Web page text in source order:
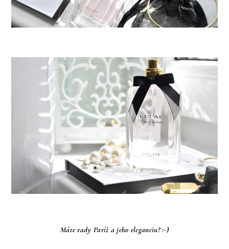
Máte rady Paríž a jeho eleganciu? :-)